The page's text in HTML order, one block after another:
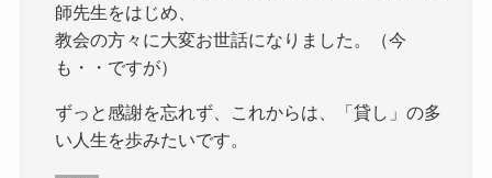
師先生をはじめ、
教会の方々に大変お世話になりました。（今
も・・ですが）
ずっと感謝を忘れず、これからは、「貸し」の多
い人生を歩みたいです。